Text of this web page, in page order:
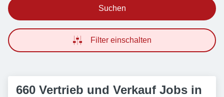
Suchen
Filter einschalten
660 Vertrieb und Verkauf Jobs in